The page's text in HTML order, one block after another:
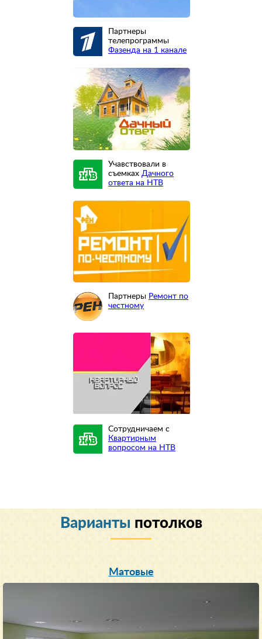
Партнеры
телепрограммы
Фазенда на 1 канале
Учавствовали в
съемках Дачного
ответа на НТВ
Партнеры Ремонт по
честному
Сотрудничаем с
Квартирным
вопросом на НТВ
Варианты потолков
Матовые